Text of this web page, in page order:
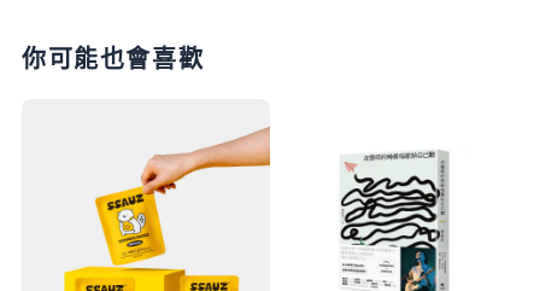
你可能也會喜歡